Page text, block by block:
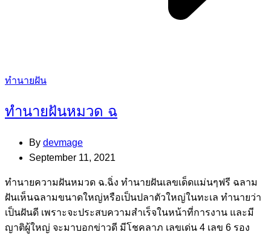
Categories
ทำนายฝัน
ทำนายฝันหมวด ฉ
By devmage
September 11, 2021
ทํานายความฝันหมวด ฉ.ฉิ่ง ทํานายฝันเลขเด็ดแม่นๆฟรี ฉลาม
ฝันเห็นฉลามขนาดใหญ่หรือเป็นปลาตัวใหญ่ในทะเล ทํานายว่า
เป็นฝันดี เพราะจะประสบความสําเร็จในหน้าที่การงาน และมี
ญาติผู้ใหญ่ จะมาบอกข่าวดี มีโชคลาภ เลขเด่น 4 เลข 6 รอง